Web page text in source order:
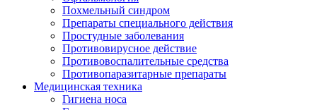
Похмельный синдром
Препараты специального действия
Простудные заболевания
Противовирусное действие
Противовоспалительные средства
Противопаразитарные препараты
Медицинская техника
Гигиена носа